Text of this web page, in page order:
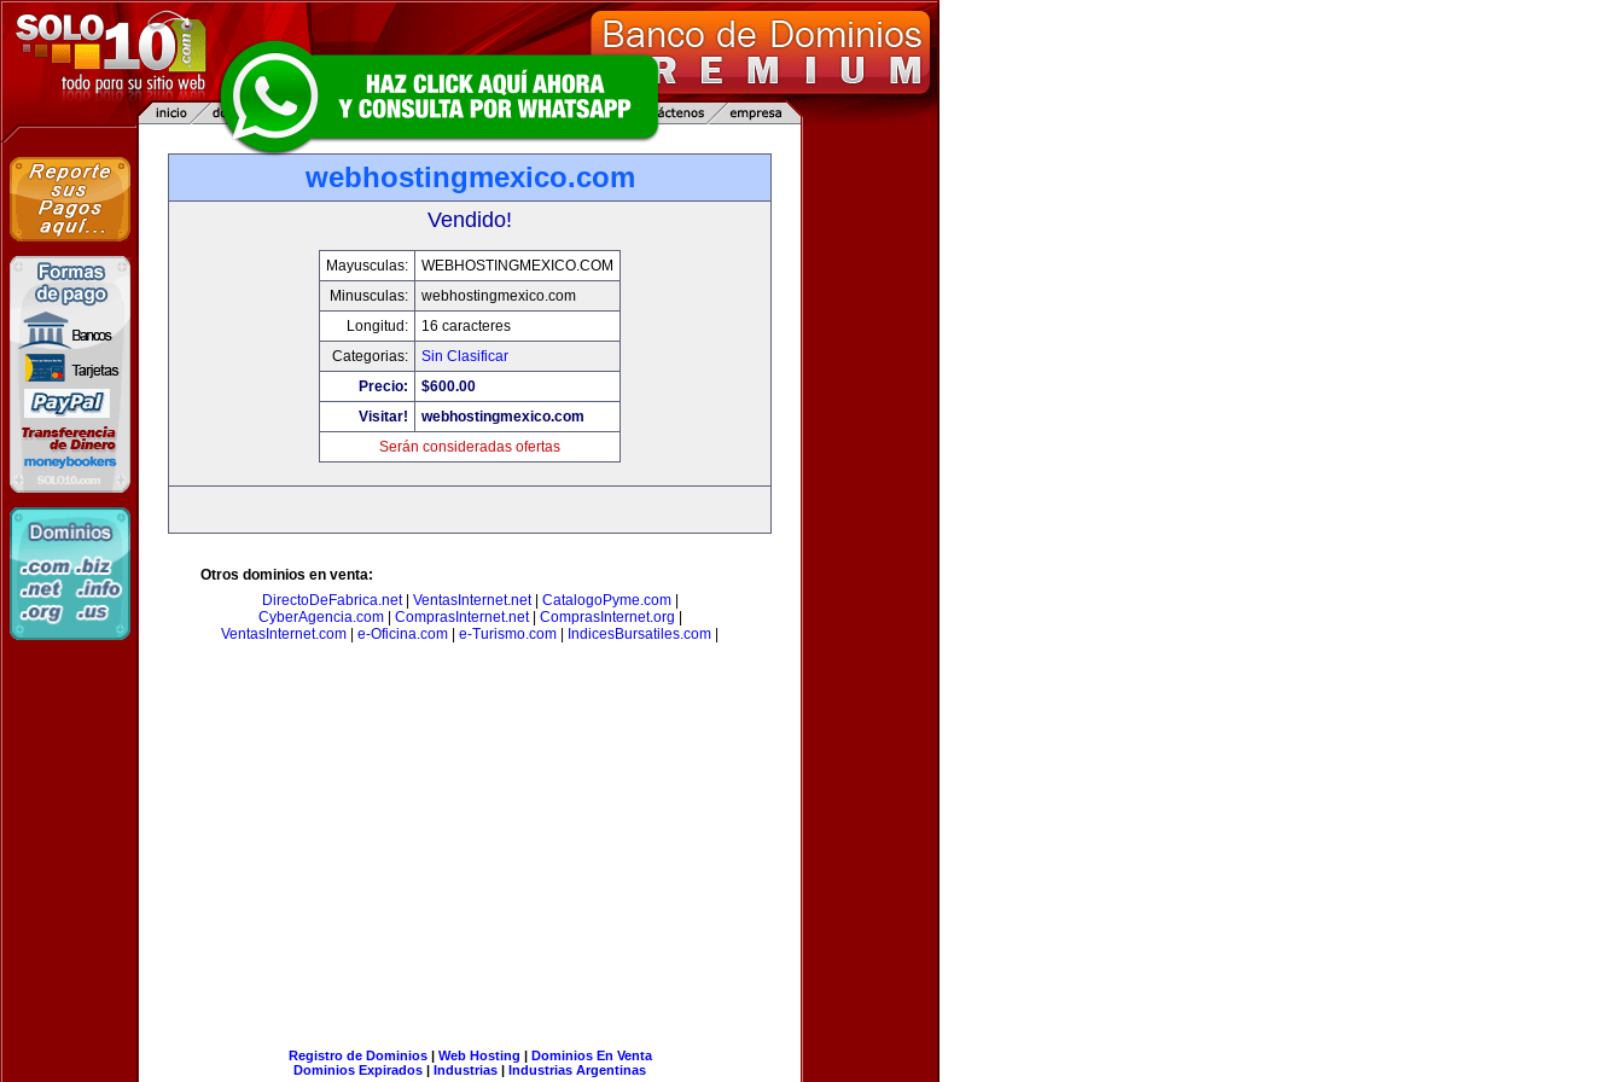
webhostingmexico.com
Vendido!
Mayusculas:
WEBHOSTINGMEXICO.COM
Minusculas:
webhostingmexico.com
Longitud:
16 caracteres
Categorias:
Sin Clasificar
Precio:
$600.00
Visitar!
webhostingmexico.com
Serán consideradas ofertas
Otros dominios en venta:
DirectoDeFabrica.net| VentasInternet.net| CatalogoPyme.com|
CyberAgencia.com| ComprasInternet.net| ComprasInternet.org
VentasInternet.com
e-Oficina.com e-Turismo.com IndicesBursatiles.com
Registro de Dominios| Web Hosting | Dominios En Venta
Dominios Expirados | Industrias | Industrias Argentinas